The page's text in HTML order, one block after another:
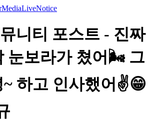
MediaLiveNotice
니티 포스트 - 진짜
눈보라가 쳤어🌬️ 그
~ 하고 인사했어✌️😁